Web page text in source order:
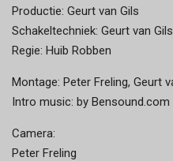
Productie: Geurt van Gils
Schakeltechniek: Geurt van
Regie: Huib Robben
Montage: Peter Freling, Geurt
Intro music: by Bensound.com
Camera:
Peter Freling